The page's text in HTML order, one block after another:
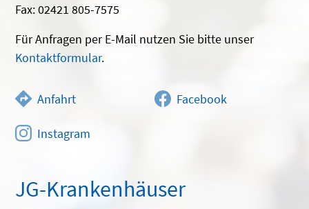
Fax: 02421 805-7575
Für Anfragen per E-Mail nutzen Sie bitte unser
Kontaktformular.
Anfahrt Facebook
Instagram
JG-Krankenhäuser